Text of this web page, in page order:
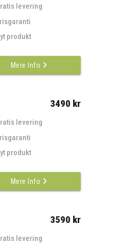
levering
produkt
Mere Info
3490 kr
levering
produkt
Mere Info
3590 kr
levering